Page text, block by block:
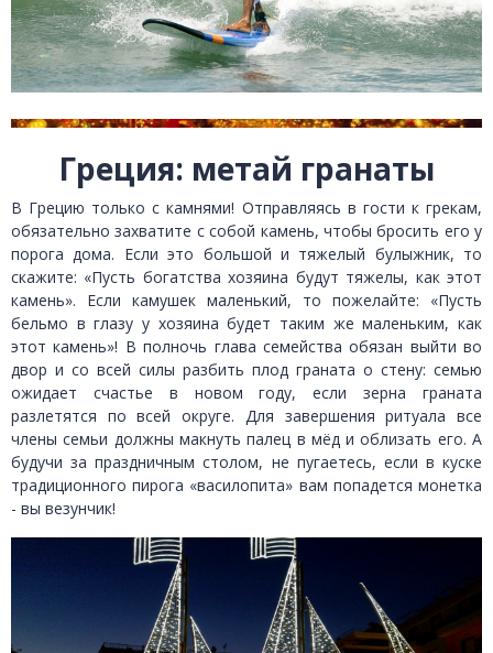
Греция: метай гранаты
В Грецию только с камнями! Отправляясь в гости к грекам,
обязательно захватите с собой камень, чтобы бросить его у
порога дома. Если это большой и тяжелый булыжник, то
скажите: «Пусть богатства хозяина будут тяжелы, как этот
камень». Если камушек маленький, то пожелайте: «Пусть
бельмо в глазу у хозяина будет таким же маленьким, как
этот камень»! В полночь глава семейства обязан выйти во
двор и со всей силы разбить плод граната о стену: семью
ожидает счастье в новом году, если зерна граната
разлетятся по всей округе. Для завершения ритуала все
члены семьи должны макнуть палец в мёд и облизать его. А
будучи за праздничным столом, не пугаетесь, если в куске
традиционного пирога «василопита» вам попадется монетка
- вы везунчик!